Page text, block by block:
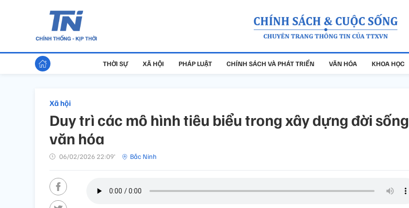
THỜI SỰ XÃ HỘI PHÁP LUẬT CHÍNH SÁCH VÀ PHÁT TRIỂN VĂN HÓA KHOA HỌC
Xã hội
Duy trì các mô hình tiêu biểu trong xây dựng đời sống
văn hóa
06/02/2026 22:09’ Bắc Ninh